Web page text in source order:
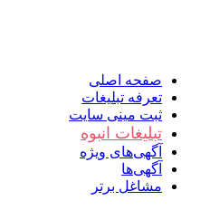
صفحه اصلی
تعرفه تبلیغات
ثبت مینی سایت
تبلیغات انبوه
آگهی‌های ویژه
آگهی‌ها
مشاغل برتر